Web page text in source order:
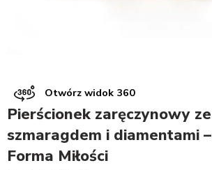
Otwórz widok 360
Pierścionek zaręczynowy ze
szmaragdem i diamentami –
Forma Miłości